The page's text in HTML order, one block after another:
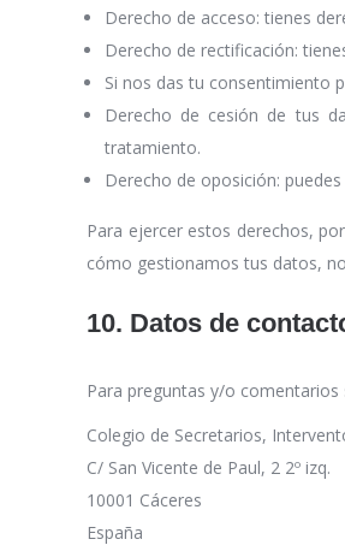
Derecho de acceso: tienes
Derecho de rectificación:
Si nos das tu consentimiento
Derecho de cesión de tus
tratamiento.
Derecho de oposición:
Para ejercer estos derechos,
cómo gestionamos tus datos,
10. Datos de
Para preguntas y/o
Colegio de Secretarios,
C/ San Vicente de Paul, 2 2º izq.
10001 Cáceres
España